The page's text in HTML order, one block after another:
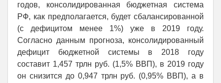
годов, консолидированная бюджетная система
РФ, как предполагается, будет сбалансированной
(с дефицитом менее 1%) уже в 2019 году.
Согласно данным прогноза, консолидированный
дефицит бюджетной системы в 2018 году
составит 1,457 трлн руб. (1,5% ВВП), в 2019 году
он снизится до 0,947 трлн руб. (0,95% ВВП), а в